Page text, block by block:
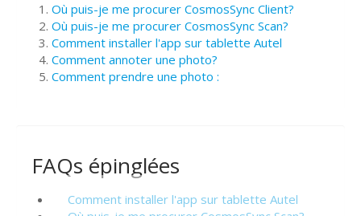
Où puis-je me procurer CosmosSync Client?
Où puis-je me procurer CosmosSync Scan?
Comment installer l'app sur tablette Autel
Comment annoter une photo?
Comment prendre une photo :
FAQs épinglées
Comment installer l'app sur tablette Autel